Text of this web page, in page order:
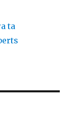
ta